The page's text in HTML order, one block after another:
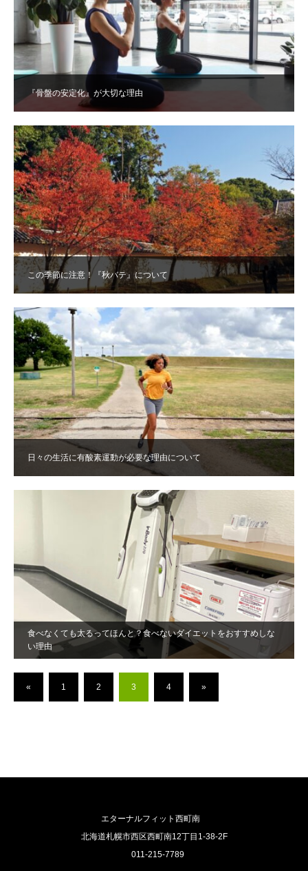
『骨盤の安定化』が大切な理由
この季節に注意！『秋バテ』について
日々の生活に有酸素運動が必要な理由について
食べなくても太るってほんと？食べないダイエットをおすすめしな
い理由
« 1 2 3 4 »
エターナルフィット西町南
北海道札幌市西区西町南12丁目1-38-2F
011-215-7789